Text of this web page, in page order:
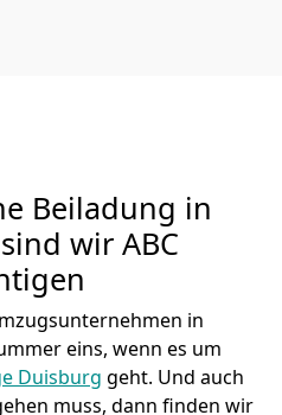
Beiladung in
wir ABC
in
eins, wenn es um
Duisburg geht. Und auch
muss, dann finden wir